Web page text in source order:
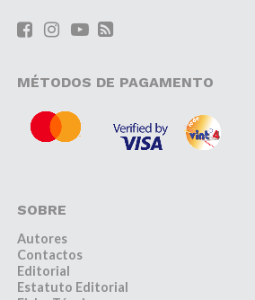
MÉTODOS DE PAGAMENTO
SOBRE
Autores
Contactos
Editorial
Estatuto Editorial